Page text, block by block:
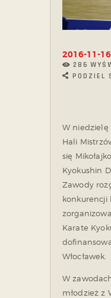
2016-11-16
286
PODZIEL
W niedzielę
Hali
się
Kyokushin
Zawody
Karate
Włocławek.
W
młodzież z